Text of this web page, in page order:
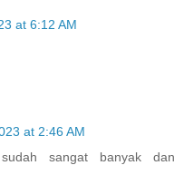
at 6:12 AM
at 2:46 AM
sangat banyak dan